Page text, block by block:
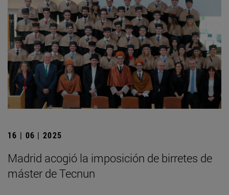
16 | 06 | 2025
Madrid acogió la imposición de birretes de
máster de Tecnun